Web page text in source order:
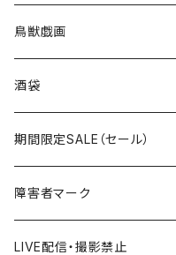
国道600～699号線
ROUTE100～199号線
ROUTE 0～99号線
ROUTE 100～199号線
キャップ
ROUTE 0～99号線
ROUTE 100～199号線
青森県
岩手県
宮城県
秋田県
Tシャツ
山形県
ステッカー
鳥獣戯画
酒袋
期間限定SALE（セール）
障害者マーク
LIVE配信・撮影禁止